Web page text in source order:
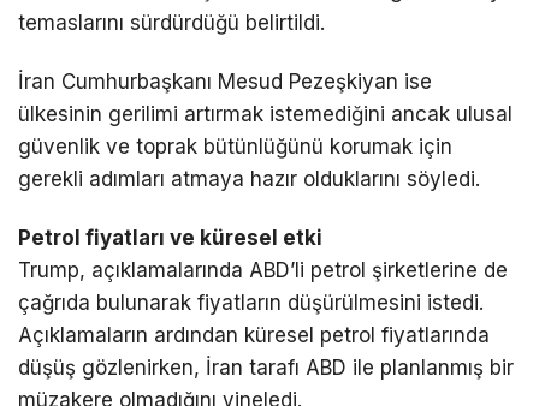
temaslarını sürdürdüğü belirtildi.
İran Cumhurbaşkanı Mesud Pezeşkiyan ise
ülkesinin gerilimi artırmak istemediğini ancak ulusal
güvenlik ve toprak bütünlüğünü korumak için
gerekli adımları atmaya hazır olduklarını söyledi.
Petrol fiyatları ve küresel etki
Trump, açıklamalarında ABD’li petrol şirketlerine de
çağrıda bulunarak fiyatların düşürülmesini istedi.
Açıklamaların ardından küresel petrol fiyatlarında
düşüş gözlenirken, İran tarafı ABD ile planlanmış bir
müzakere olmadığını yineledi.